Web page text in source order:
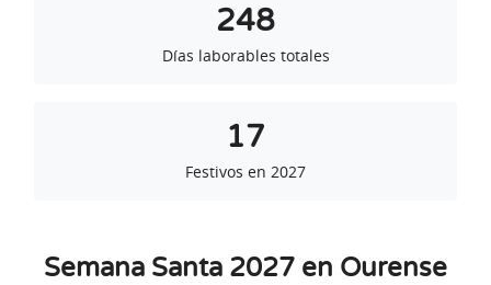
248
Días laborables totales
17
Festivos en 2027
Semana Santa 2027 en Ourense